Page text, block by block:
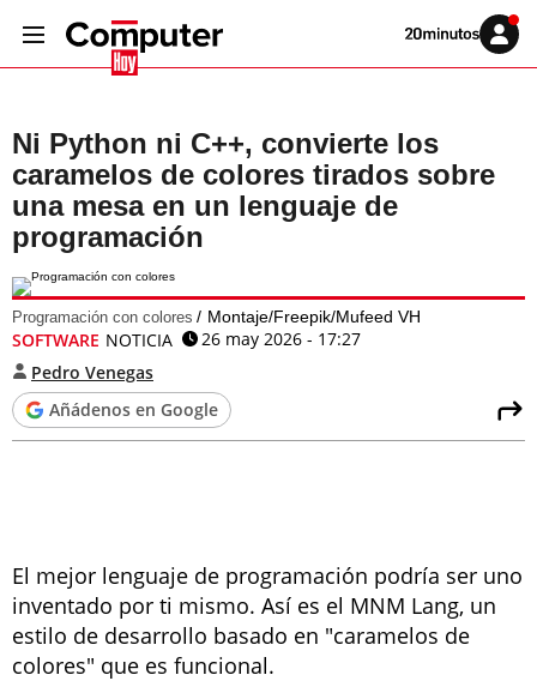
Volver
Iniciar
sesión
Ni Python ni C++, convierte los
caramelos de colores tirados sobre
una mesa en un lenguaje de
programación
Programación con colores Montaje/Freepik/Mufeed VH
SOFTWARE NOTICIA
26 may 2026 - 17:27
Pedro Venegas
Añádenos en Google
El mejor lenguaje de programación podría ser uno
inventado por ti mismo. Así es el MNM Lang, un
estilo de desarrollo basado en "caramelos de
colores" que es funcional.